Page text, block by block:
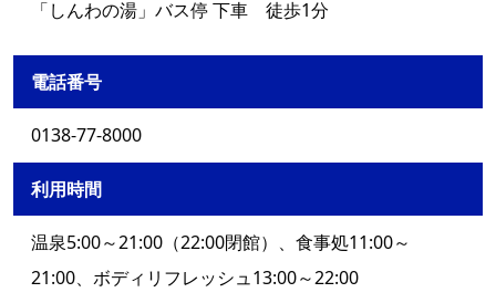
「しんわの湯」バス停 下車 徒歩1分
電話番号
0138-77-8000
利用時間
温泉5:00～21:00（22:00閉館）、食事処11:00～
21:00、ボディリフレッシュ13:00～22:00